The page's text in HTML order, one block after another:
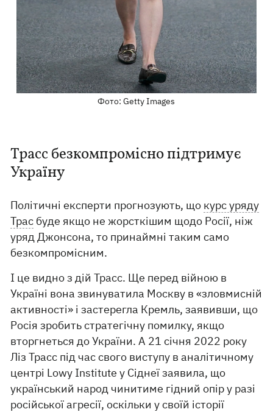
Фото: Getty Images
Трасс безкомпромісно підтримує
Україну
Політичні експерти прогнозують, що курс уряду
Трас буде якщо не жорсткішим щодо Росії, ніж
уряд Джонсона, то принаймні таким само
безкомпромісним.
І це видно з дій Трасс. Ще перед війною в
Україні вона звинуватила Москву в «зловмисній
активності» і застерегла Кремль, заявивши, що
Росія зробить стратегічну помилку, якщо
вторгнеться до України. А 21 січня 2022 року
Ліз Трасс під час свого виступу в аналітичному
центрі Lowy Institute у Сіднеї заявила, що
український народ чинитиме гідний опір у разі
російської агресії, оскільки у своїй історії